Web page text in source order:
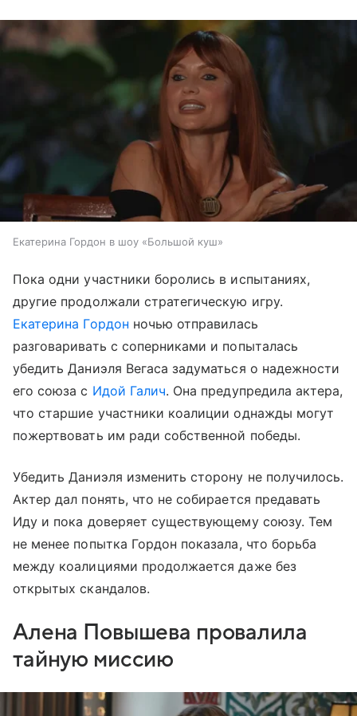
Екатерина Гордон в шоу «Большой куш»
Пока одни участники боролись в испытаниях,
другие продолжали стратегическую игру.
Екатерина Гордон ночью отправилась
разговаривать с соперниками и попыталась
убедить Даниэля Вегаса задуматься о надежности
его союза с Идой Галич. Она предупредила актера,
что старшие участники коалиции однажды могут
пожертвовать им ради собственной победы.
Убедить Даниэля изменить сторону не получилось.
Актер дал понять, что не собирается предавать
Иду и пока доверяет существующему союзу. Тем
не менее попытка Гордон показала, что борьба
между коалициями продолжается даже без
открытых скандалов.
Алена Повышева провалила
тайную миссию